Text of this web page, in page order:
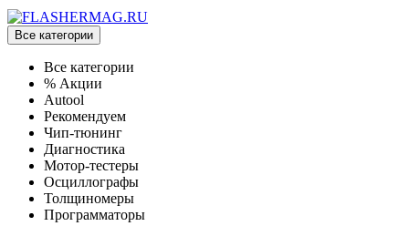
Все категории
Все категории
% Акции
Autool
Рекомендуем
Чип-тюнинг
Диагностика
Мотор-тестеры
Осциллографы
Толщиномеры
Программаторы